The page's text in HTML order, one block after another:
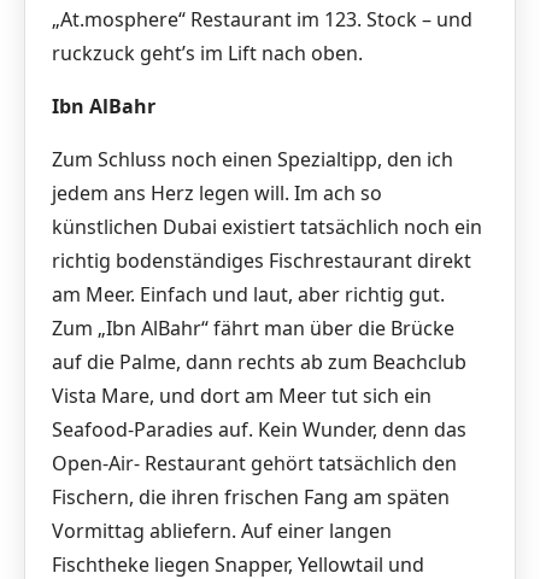
„At.mosphere“ Restaurant im 123. Stock – und
ruckzuck geht’s im Lift nach oben.
Ibn AlBahr
Zum Schluss noch einen Spezialtipp, den ich
jedem ans Herz legen will. Im ach so
künstlichen Dubai existiert tatsächlich noch ein
richtig bodenständiges Fischrestaurant direkt
am Meer. Einfach und laut, aber richtig gut.
Zum „Ibn AlBahr“ fährt man über die Brücke
auf die Palme, dann rechts ab zum Beachclub
Vista Mare, und dort am Meer tut sich ein
Seafood-Paradies auf. Kein Wunder, denn das
Open-Air- Restaurant gehört tatsächlich den
Fischern, die ihren frischen Fang am späten
Vormittag abliefern. Auf einer langen
Fischtheke liegen Snapper, Yellowtail und